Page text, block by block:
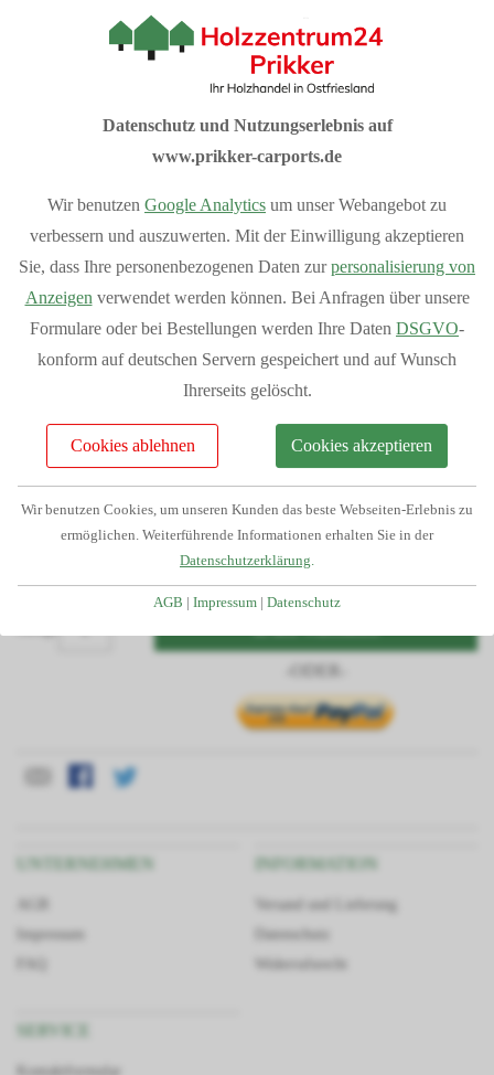
Artikelnummer: AVUSXIV400600
Planen Sie Ihren Carport ganz nach Ihren Wünschen mit
Flachdach-Konfigurator,Satteldach-Konfigurator
Anlehn-Konfigurator.
Sommeraktion 10% Rabatt auf das
Grundmodell aller Carports.
Sondermodelle sind von der Aktion ausgeschlossen
hre Vorteile bei Prikker-Carports
Fachberatung: 04954 94850
Verkauf vom Hersteller
Produziert in Deutschland
Bequemer Online-Kauf
Bundesweite Lieferung
Individuelle Planung Ihres Projektes
Telefonservice durch unser geschultes Fachpersonal
Großes Lager dadurch kurze Lieferzeiten
Statiken und Skizzen bei Bedarf verfügbar
Mehr Vorteileanzeigen
UNTERNEHMEN
Impressum
INFORMATION
Versand und Lieferung
Datenschutz
Widerrufsrecht
Kontaktformular
Datenschutz und Nutzungserlebnis auf
www.prikker-carports.de
Wir benutzen Google Analytics um unser Webangebot zu
verbessern und auszuwerten. Mit der Einwilligung akzeptieren
Sie, dass Ihre personenbezogenen Daten zurpersonalisierung von
Anzeigen verwendet werden können. Bei Anfragen über unsere
Formulare oder bei Bestellungen werden Ihre Daten DSGVO-
konform auf deutschen Servern gespeichert und auf Wunsch
Ihrerseits gelöscht.
Cookies ablehnen Cookies akzeptieren
Wir benutzen Cookies, um unseren Kunden das beste Webseiten-Erlebnis zu
ermöglichen. Weiterführende Informationen erhalten Sie in der
Datenschutzerklärung.
AGB Impressum Datenschutz